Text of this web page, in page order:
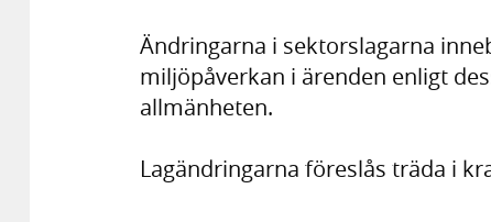
Ändringarna i sektorslagarna
miljöpåverkan i ärenden enligt
allmänheten.
Lagändringarna föreslås träda i